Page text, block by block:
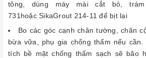
tông, dùng máy mài cắt bỏ,
731hoặc SikaGrout 214-11 để bịt lại
Bo các góc cạnh chân tường, chân
bừa vữa, phụ gia chống thấm nếu
tích bề mặt chống thấm sạch sẽ bão